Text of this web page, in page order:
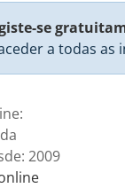
se
a todas as
2009